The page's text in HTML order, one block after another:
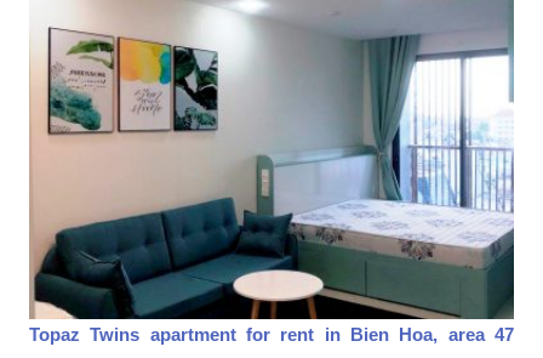
Topaz Twins apartment for rent in Bien Hoa, area 47